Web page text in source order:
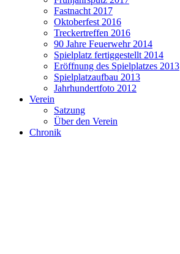
Fastnacht 2017
Oktoberfest 2016
Treckertreffen 2016
90 Jahre Feuerwehr 2014
Spielplatz fertiggestellt 2014
Eröffnung des Spielplatzes 2013
Spielplatzaufbau 2013
Jahrhundertfoto 2012
Verein
Satzung
Über den Verein
Chronik